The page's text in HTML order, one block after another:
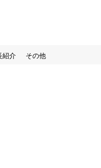
紹介 その他